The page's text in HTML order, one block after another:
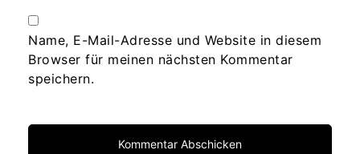
Name, E-Mail-Adresse und Website in diesem
Browser für meinen nächsten Kommentar
speichern.